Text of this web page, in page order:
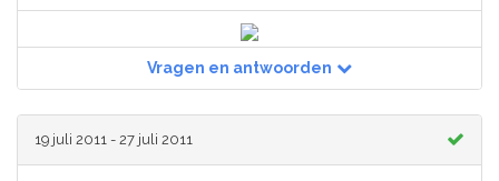
Vragen en antwoorden
19 juli 2011 - 27 juli 2011